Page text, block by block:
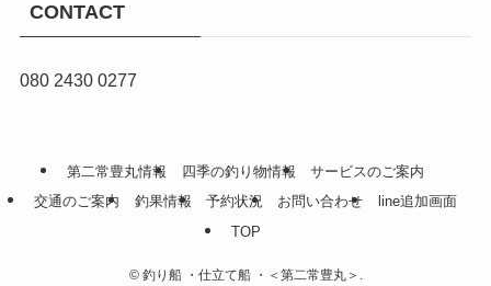
CONTACT
080 2430 0277
第二常豊丸情報 四季の釣り物情報
サービスのご案内
交通のご案内
釣果情報 予約状況 お問い合わせ
line追加画面
TOP
©釣り船 ・仕立て船 ・＜第二常豊丸＞.